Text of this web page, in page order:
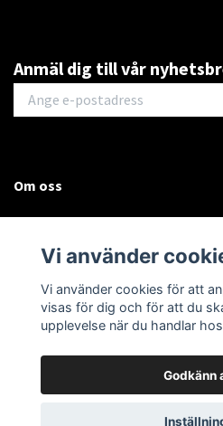
Anmäl dig till vår
Om oss
Läs mer
© 2026
Vi använder
Vi använder cookies för att
visas för dig och för att du
upplevelse när du handlar
Godkänn